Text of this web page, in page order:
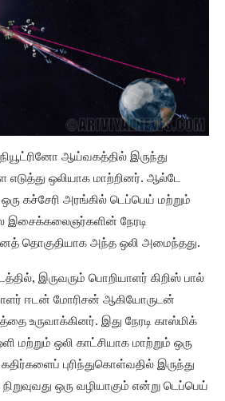
ஆய்வகத்தில் இருந்து
எடுத்து ஒலியாக மாற்றினர். ஆல்டே
கச்சேரி அரங்கில் டெப்பெய் மற்றும்
இசைக்கலைஞர்களின் நேரடி
தொகுதியாக அந்த ஒலி அமைந்தது.
இருவரும் பொறியாளர் கிறிஸ் பால்
ஈடன் மோரிசன் ஆகியோருடன்
உருவாக்கினர். இது நேரடி காஸ்மிக்
மற்றும் ஒலி காட்சியாக மாற்றும் ஒரு
புரிந்துகொள்வதில் இருந்து
ஒரு வழியாகும் என்று டெப்பெய்